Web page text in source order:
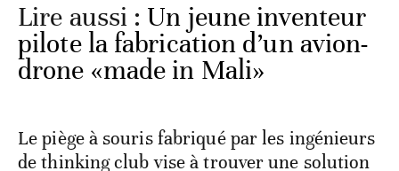
Lire aussi : Un jeune inventeur
pilote la fabrication d’un avion-
drone «made in Mali»
Le piège à souris fabriqué par les ingénieurs
de thinking club vise à trouver une solution